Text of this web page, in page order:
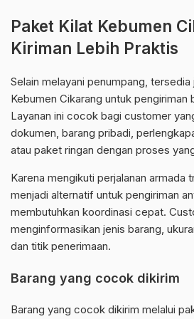
Paket Kilat Kebumen
Kiriman Lebih Praktis
Selain melayani penumpang,
Kebumen Cikarang untuk pengiriman
Layanan ini cocok bagi customer
dokumen, barang pribadi,
atau paket ringan dengan proses
Karena mengikuti perjalanan armada
menjadi alternatif untuk pengiriman
membutuhkan koordinasi cepat.
menginformasikan jenis barang,
dan titik penerimaan.
Barang yang cocok dikirim
Barang yang cocok dikirim melalui